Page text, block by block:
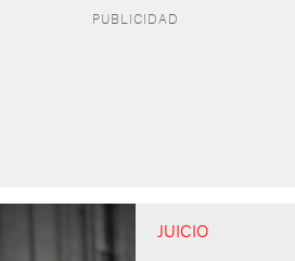
JUICIO